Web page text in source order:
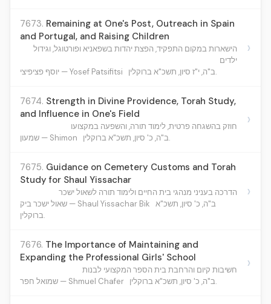
7673. Remaining at One's Post, Outreach in Spain
and Portugal, and Raising Children
הישארות במקום התפקיד, הפצת יהדות בשפאניא ופורטוגל, וגידול
ילדים
יוסף פציפיצי — Yosef Patsifitsi
ב"ה, י"ז סיון, תשכ"א ברוקלין.
›
7674. Strength in Divine Providence, Torah Study,
and Influence in One's Field
חוזק בהשגחה פרטית, לימוד תורה, והשפעה במקצועו
שמעון — Shimon
ב"ה, כ' סיון, תשכ"א ברוקלין.
›
7675. Guidance on Cemetery Customs and Torah
Study for Shaul Yissachar
הדרכה בעניני מנהגי בית החיים ולימוד תורה לשאול ישכר
שאול ישכר ביק — Shaul Yissachar Bik ב"ה, כ' סיון, תשכ"א
ברוקלין.
›
7676. The Importance of Maintaining and
Expanding the Professional Girls' School
חשיבות קיום והרחבת בית הספר המקצועי לבנות
שמואל חפר — Shmuel Chafer
ב"ה, כ' סיון, תשכ"א ברוקלין.
›